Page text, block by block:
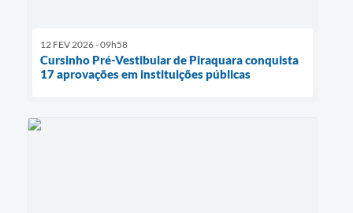
12 FEV 2026 - 09h58
Cursinho Pré-Vestibular de Piraquara conquista
17 aprovações em instituições públicas